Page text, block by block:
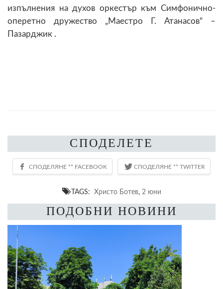
изпълнения на духов оркестър към Симфонично-
оперетно дружество „Маестро Г. Атанасов“ –
Пазарджик .
СПОДЕЛЕТЕ
TAGS: Христо Ботев, 2 юни
ПОДОБНИ НОВИНИ